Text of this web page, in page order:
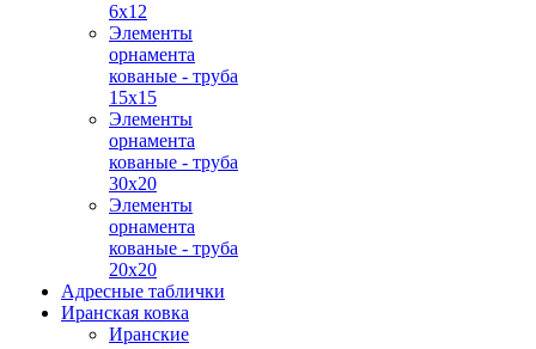
6х12
Элементы
орнамента
кованые - труба
15х15
Элементы
орнамента
кованые - труба
30х20
Элементы
орнамента
кованые - труба
20х20
Адресные таблички
Иранская ковка
Иранские